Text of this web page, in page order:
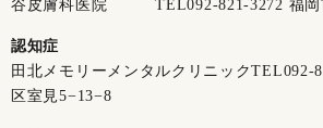
谷皮膚科医院 TEL092-821-3272 福
認知症
田北メモリーメンタルクリニックTEL092-
区室見5−13−8